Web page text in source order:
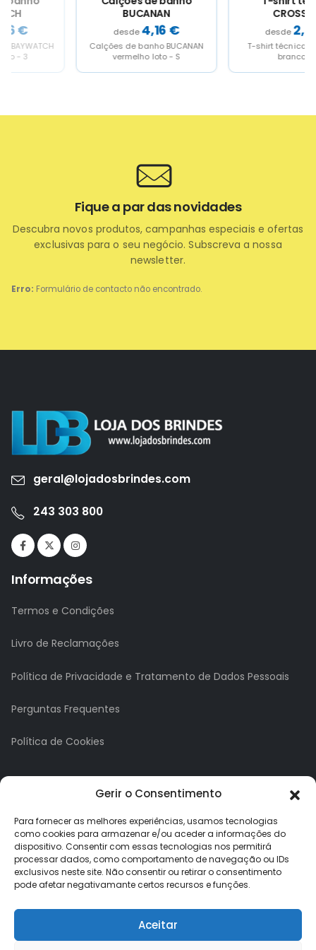
Gerir o Consentimento
Para fornecer as melhores experiências, usamos tecnologias
como cookies para armazenar e/ou aceder a informações do
dispositivo. Consentir com essas tecnologias nos permitirá
processar dados, como comportamento de navegação ou IDs
exclusivos neste site. Não consentir ou retirar o consentimento
pode afetar negativamante certos recursos e funções.
Aceitar
€
Calções de banho BUCANAN
vermelho loto - S
€
T-shirt técnica CROSSING
Erro: Formulário de contacto não encontrado.
Fique a par das novidades
Descubra novos produtos, campanhas especiais e ofertas
exclusivas para o seu negócio. Subscreva a nossa
newsletter.
geral@lojadosbrindes.com
243 303 800
Informações
Termos e Condições
Livro de Reclamações
Política de Privacidade e Tratamento de Dados Pessoais
Perguntas Frequentes
Política de Cookies
A minha conta
A Minha Conta
Histórico de Pedidos
Lista de Desejos
Newsletter